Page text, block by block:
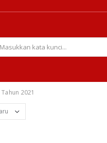
Tahun 2021